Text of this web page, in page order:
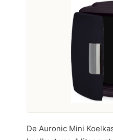
De Auronic Mini